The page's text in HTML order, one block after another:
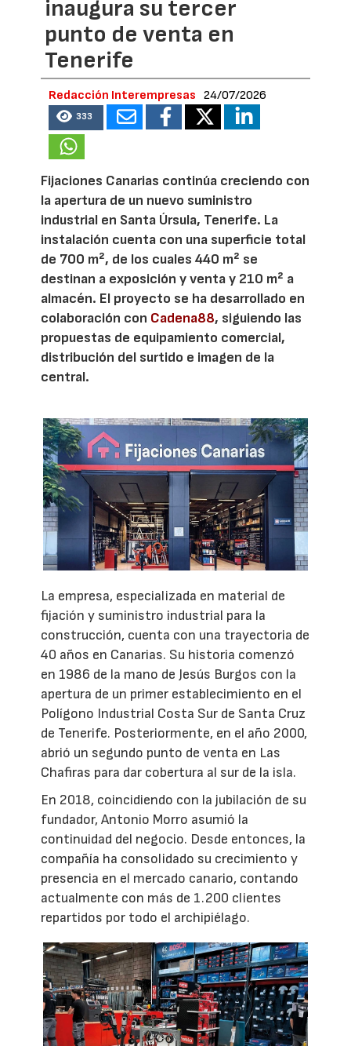
inaugura su tercer
punto de venta en
Tenerife
Redacción Interempresas 24/07/2026
333
Fijaciones Canarias continúa creciendo con
la apertura de un nuevo suministro
industrial en Santa Úrsula, Tenerife. La
instalación cuenta con una superficie total
de 700 m², de los cuales 440 m² se
destinan a exposición y venta y 210 m² a
almacén. El proyecto se ha desarrollado en
colaboración con Cadena88, siguiendo las
propuestas de equipamiento comercial,
distribución del surtido e imagen de la
central.
La empresa, especializada en material de
fijación y suministro industrial para la
construcción, cuenta con una trayectoria de
40 años en Canarias. Su historia comenzó
en 1986 de la mano de Jesús Burgos con la
apertura de un primer establecimiento en el
Polígono Industrial Costa Sur de Santa Cruz
de Tenerife. Posteriormente, en el año 2000,
abrió un segundo punto de venta en Las
Chafiras para dar cobertura al sur de la isla.
En 2018, coincidiendo con la jubilación de su
fundador, Antonio Morro asumió la
continuidad del negocio. Desde entonces, la
compañía ha consolidado su crecimiento y
presencia en el mercado canario, contando
actualmente con más de 1.200 clientes
repartidos por todo el archipiélago.